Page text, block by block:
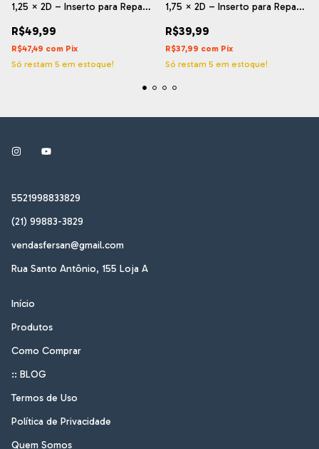
1,25 × 2D – Inserto para Reparo
R$49,99
R$47,49 com Pix
Só restam 5 em estoque!
1,75 × 2D – Inserto para Reparo
R$39,99
R$37,99 com Pix
Só restam 5 em estoque!
5521998833829
(21) 99883-3829
vendasfersan@gmail.com
Rua Santo Antônio, 155 Loja A
Início
Produtos
Como Comprar
:: BLOG
Termos de Uso
Política de Privacidade
Quem Somos